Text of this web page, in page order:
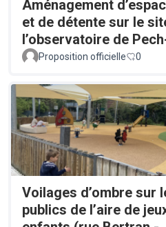
Aménagement
et de détente sur le
l’observatoire de
Proposition officielle 0
Voilages d’ombre sur
publics de l’aire de